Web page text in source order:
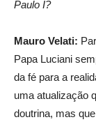
Paulo I?
Mauro Velati:
Papa Luciani
da fé para a
uma atualização
doutrina, mas